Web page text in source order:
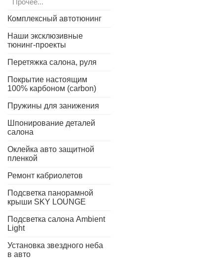
Прочее...
Комплексный автотюнинг
Наши эксклюзивные
тюнинг-проекты
Перетяжка салона, руля
Покрытие настоящим
100% карбоном (carbon)
Пружины для занижения
Шпонирование деталей
салона
Оклейка авто защитной
пленкой
Ремонт кабриолетов
Подсветка панорамной
крыши SKY LOUNGE
Подсветка салона Ambient
Light
Установка звездного неба
в авто